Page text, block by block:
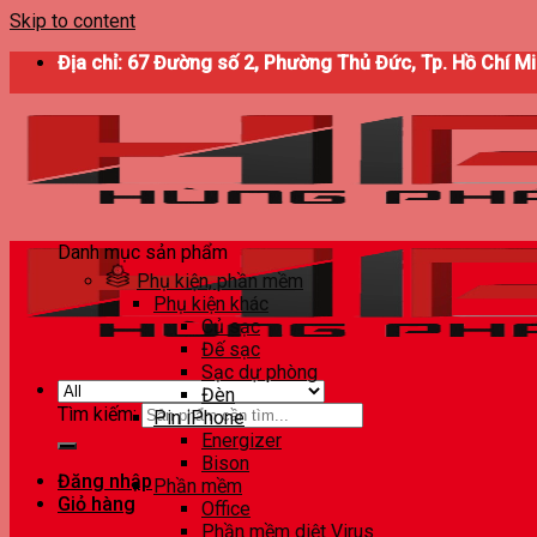
Skip to content
Địa chỉ: 67 Đường số 2, Phường Thủ Đức, Tp. Hồ Chí
Tìm kiếm:
Đăng nhập
Giỏ hàng
Danh mục sản phẩm
Phụ kiện, phần mềm
Phụ kiện khác
Củ sạc
Đế sạc
Sạc dự phòng
Đèn
Pin iPhone
Energizer
Bison
Phần mềm
Office
Phần mềm diệt Virus